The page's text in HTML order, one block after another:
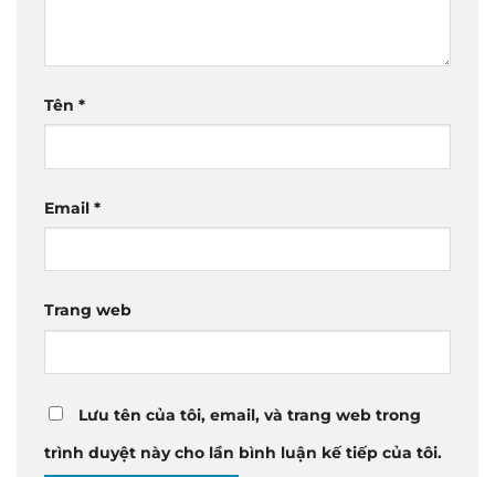
Tên *
Email *
Trang web
Lưu tên của tôi, email, và trang web trong
trình duyệt này cho lần bình luận kế tiếp của tôi.